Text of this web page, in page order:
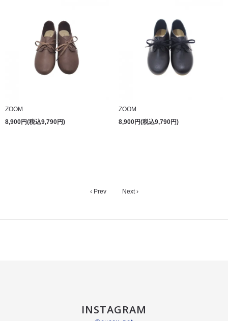
ZOOM
8,900円(税込9,790円)
ZOOM
8,900円(税込9,790円)
‹ Prev Next ›
INSTAGRAM